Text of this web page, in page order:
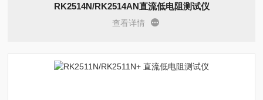
RK2514N/RK2514AN直流低电阻测试仪
查看详情